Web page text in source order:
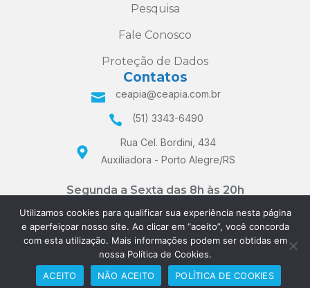
Pesquisa
Fale Conosco
Proteção de Dados
Contatos
ceapia@ceapia.com.br
(51) 3343-6490
Rua Cel. Bordini, 434
Auxiliadora - Porto Alegre/RS
Segunda a Sexta das 8h às 20h
e Sábados das 8h às 12h
Utilizamos cookies para qualificar sua experiência nesta página
e aperfeiçoar nosso site. Ao clicar em “aceito”, você concorda
com esta utilização. Mais informações podem ser obtidas em
nossa Política de Cookies.
ACEITO
NÃO ACEITO POLÍTICA DE COOKIES